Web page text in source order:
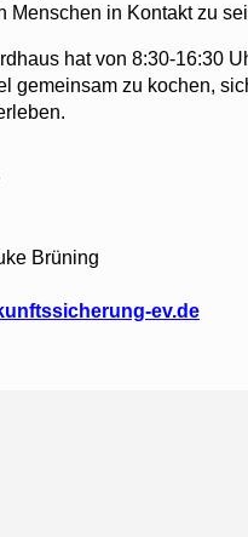
Menschen in Kontakt zu
hat von 8:30-16:30
gemeinsam zu kochen,
Brüning
ev.de